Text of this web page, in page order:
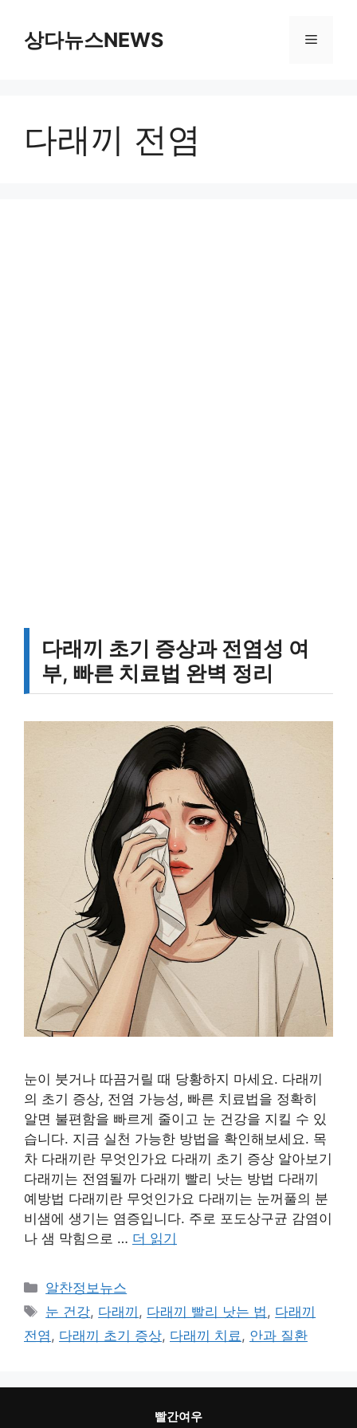
상다뉴스NEWS 메
다래끼 전염
다래끼 초기 증상과 전염성 여
부, 빠른 치료법 완벽 정리
눈이 붓거나 따끔거릴 때 당황하지 마세요. 다래끼
의 초기 증상, 전염 가능성, 빠른 치료법을 정확히
알면 불편함을 빠르게 줄이고 눈 건강을 지킬 수 있
습니다. 지금 실천 가능한 방법을 확인해보세요. 목
차 다래끼란 무엇인가요 다래끼 초기 증상 알아보기
다래끼는 전염될까 다래끼 빨리 낫는 방법 다래끼
예방법 다래끼란 무엇인가요 다래끼는 눈꺼풀의 분
비샘에 생기는 염증입니다. 주로 포도상구균 감염이
나 샘 막힘으로 … 더 읽기
카
테
리
알찬정보뉴스
태
그
눈 건강, 다래끼 , 다래끼 빨리 낫는 법, 다래끼
전염, 다래끼 초기 증상, 다래끼 치료, 안과 질환
빨간여우